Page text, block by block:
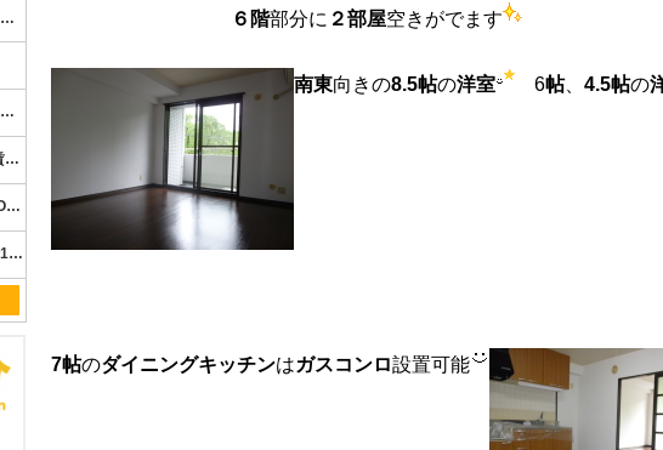
６階部分に ２部屋空きがでます
南東向きの8.5帖の洋室 6帖、 4.5帖の
7帖のダイニングキッチンはガスコンロ設置可能